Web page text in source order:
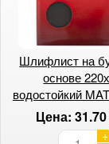
Шлифлист на
основе
водостойкий
Цена:
+